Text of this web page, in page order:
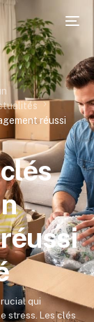
réussi
qui
stress. Les clés